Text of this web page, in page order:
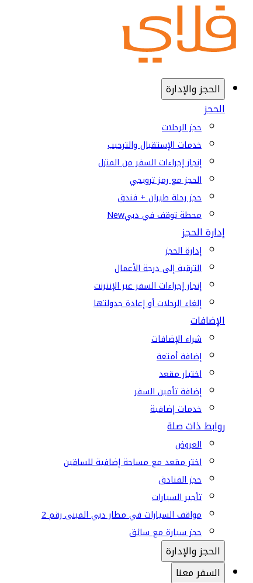
الحجز والإدارة
الحجز
حجز الرحلات
خدمات الإستقبال والترحيب
إنجاز إجراءات السفر من المنزل
الحجز مع رمز ترويجي
حجز رحلة طيران + فندق
محطة توقف في دبيNew
إدارة الحجز
إدارة الحجز
الترقية إلى درجة الأعمال
إنجاز إجراءات السفر عبر الإنترنت
إلغاء الرحلات أو إعادة جدولتها
الإضافات
شراء الإضافات
إضافة أمتعة
اختيار مقعد
إضافة تأمين السفر
خدمات إضافية
روابط ذات صلة
العروض
اختر مقعد مع مساحة إضافية للساقين
حجز الفنادق
تأجير السيارات
مواقف السيارات في مطار دبي المبنى رقم 2
حجز سيارة مع سائق
الحجز والإدارة
السفر معنا